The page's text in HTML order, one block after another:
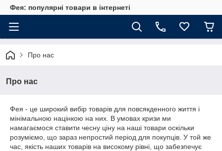
Фея: популярні товари в інтернеті
Про нас
Про нас
Фея - це широкий вибір товарів для повсякденного життя і
мінімальною націнкою на них. В умовах кризи ми
намагаємося ставити чесну ціну на наші товари оскільки
розуміємо, що зараз непростий період для покупців. У той же
час, якість наших товарів на високому рівні, що забезпечує